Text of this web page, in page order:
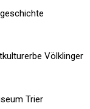
Völklinger
Trier